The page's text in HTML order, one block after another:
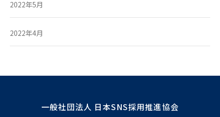
2022年5月
2022年4月
一般社団法人 日本SNS採用推進協会